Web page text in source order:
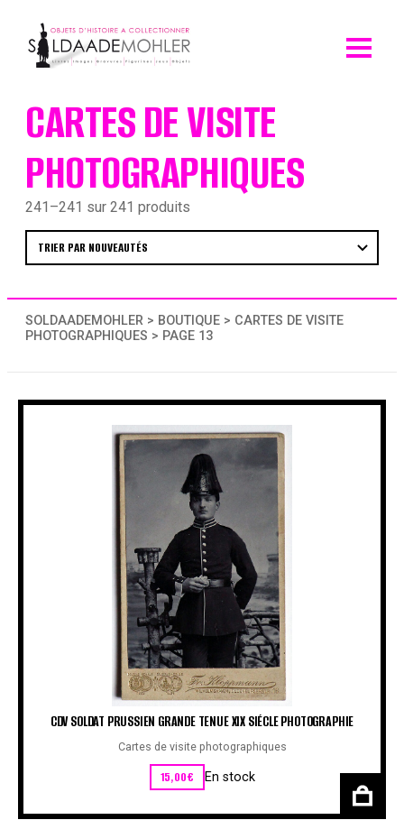
content
CARTES DE VISITE
PHOTOGRAPHIQUES
241–241 sur 241 produits
SOLDAADEMOHLER > BOUTIQUE > CARTES DE VISITE
PHOTOGRAPHIQUES > PAGE 13
CDV SOLDAT PRUSSIEN GRANDE TENUE XIX SIÉCLE PHOTOGRAPHIE
Cartes de visite photographiques
15,00€ En stock